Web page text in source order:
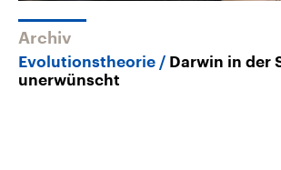
Archiv
Evolutionstheorie
Darwin in der
unerwünscht